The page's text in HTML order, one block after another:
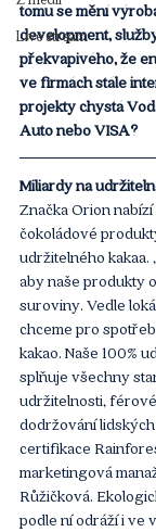
Live stream
tomu se mění
development,
překvapivého, že
ve firmách stále
projekty chystá
Auto nebo VISA?
Miliardy na
Značka Orion
čokoládové
udržitelného kakaa.
aby naše produkty
suroviny. Vedle
chceme pro
kakao. Naše 100%
splňuje všechny
udržitelnosti,
dodržování
certifikace
marketingová
Růžičková.
podle ní odráží i ve